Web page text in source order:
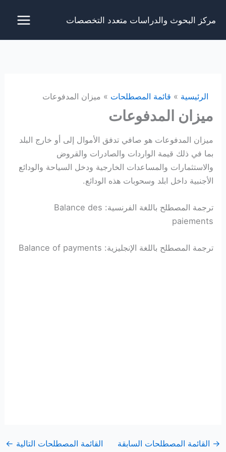
مركز البحوث والدراسات متعدد التخصصات
الرئيسية قائمة المصطلحات ميزان المدفوعات
ميزان المدفوعات
ميزان المدفوعات هو صافي تدفق الأموال إلى أو خارج البلد
بما في ذلك قيمة الواردات والصادرات والقروض
والاستثمارات والمساعدات الخارجية ودخل السياحة والودائع
الأجنبية داخل ابلد وسحوبات هذه الودائع.
ترجمة المصطلح باللغة الفرنسية: Balance des
paiements
ترجمة المصطلح باللغة الإنجليزية: Balance of payments
→ القائمة المصطلحات السابقة القائمة المصطلحات التالية ←